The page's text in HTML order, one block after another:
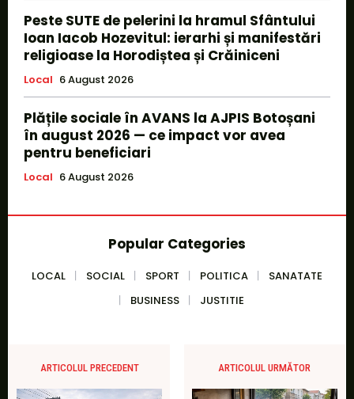
Peste SUTE de pelerini la hramul Sfântului
Ioan Iacob Hozevitul: ierarhi și manifestări
religioase la Horodiștea și Crăiniceni
Local 6 August 2026
Plățile sociale în AVANS la AJPIS Botoșani
în august 2026 — ce impact vor avea
pentru beneficiari
Local 6 August 2026
Popular Categories
LOCAL SOCIAL SPORT POLITICA
SANATATE
BUSINESS
JUSTITIE
ARTICOLUL PRECEDENT ARTICOLUL URMĂTOR